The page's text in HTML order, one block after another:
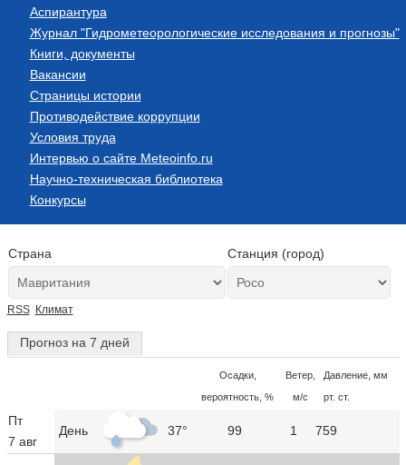
Аспирантура
Журнал "Гидрометеорологические исследования и прогнозы"
Книги, документы
Вакансии
Страницы истории
Противодействие коррупции
Условия труда
Интервью о сайте Meteoinfo.ru
Научно-техническая библиотека
Конкурсы
Страна Станция (город)
RSS Климат
Прогноз на 7 дней
Осадки,
вероятность, %
Ветер,
м/с
Давление, мм
рт. ст.
Пт
7 авг
День 37° 99 1 759